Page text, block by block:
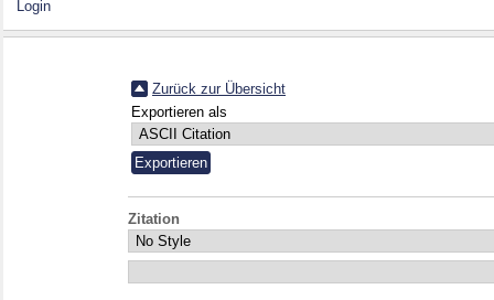
Login
Zurück zur Übersicht
Exportieren als
Zitation